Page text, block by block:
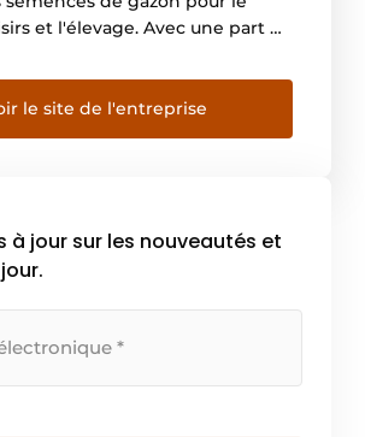
et l'élevage. Avec une part de
de fortes chances que l'herbe
dans votre jardin ait été
semences de gazon. Si vous
vous avez probablement [...]
le site de l'entreprise
à jour sur les nouveautés et